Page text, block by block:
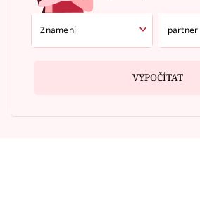
VYPOČÍTAT